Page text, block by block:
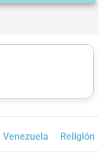
Venezuela Religión